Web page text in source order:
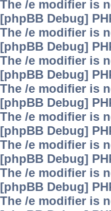
The /e modifier is
[phpBB Debug]
The /e modifier is
[phpBB Debug]
The /e modifier is
[phpBB Debug]
The /e modifier is
[phpBB Debug]
The /e modifier is
[phpBB Debug]
The /e modifier is
[phpBB Debug]
The /e modifier is
[phpBB Debug]
The /e modifier is